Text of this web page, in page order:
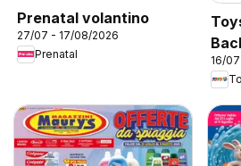
Prenatal volantino
27/07 - 17/08/2026
Prenatal
16/